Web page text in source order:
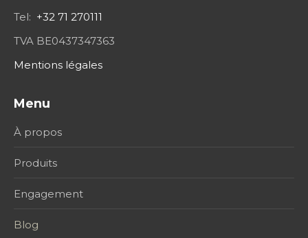
Tel: +32 71 270111
TVA BE0437347363
Mentions légales
Menu
À propos
Produits
Engagement
Blog